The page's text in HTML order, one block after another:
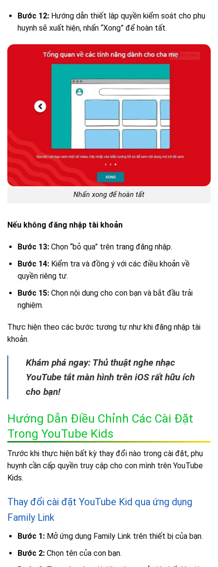
Bước 12:Hướng dẫn thiết lập quyền kiểm soát cho phụ
huynh sẽ xuất hiện, nhấn “Xong” để hoàn tất.
Nhấn xong để hoàn tất
Nếu không đăng nhập tài khoản
Bước 13:Chọn “bỏ qua” trên trang đăng nhập.
Bước 14:Kiểm tra và đồng ý với các điều khoản về
quyền riêng tư.
Bước 15:Chọn nội dung cho con bạn và bắt đầu trải
nghiệm.
Thực hiện theo các bước tương tự như khi đăng nhập tài
khoản.
Khám phá ngay: Thủ thuật nghe nhạc
YouTube tắt màn hình trên iOS rất hữu ích
cho bạn!
Hướng Dẫn Điều Chỉnh Các Cài Đặt
Trong YouTube Kids
Trước khi thực hiện bất kỳ thay đổi nào trong cài đặt, phụ
huynh cần cấp quyền truy cập cho con mình trên YouTube
Kids.
Thay đổi cài đặt YouTube Kid qua ứng dụng
Family Link
Bước 1:Mở ứng dụng Family Link trên thiết bị của bạn.
Bước 2:Chọn tên của con bạn.